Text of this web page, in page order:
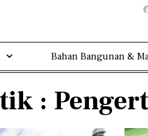
Bahan Bangunan &
: